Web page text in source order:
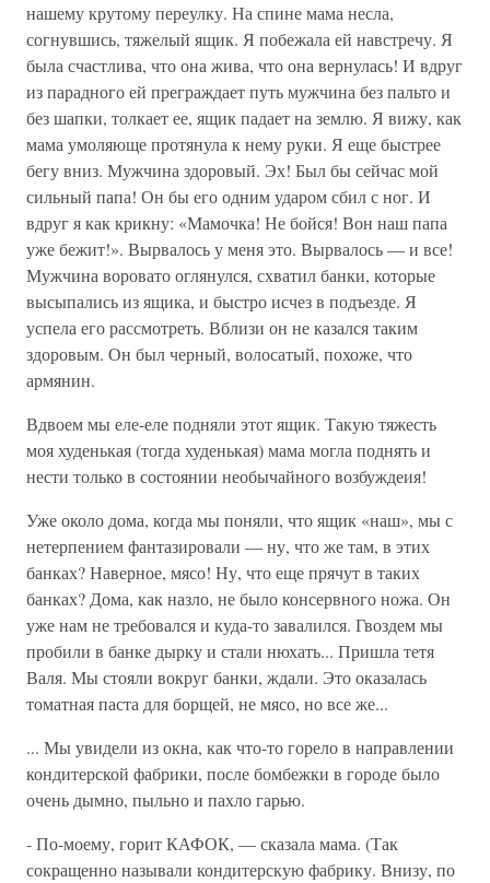
нашему крутому переулку. На спине мама несла,
согнувшись, тяжелый ящик. Я побежала ей навстречу. Я
была счастлива, что она жива, что она вернулась! И вдруг
из парадного ей преграждает путь мужчина без пальто и
без шапки, толкает ее, ящик падает на землю. Я вижу, как
мама умоляюще протянула к нему руки. Я еще быстрее
бегу вниз. Мужчина здоровый. Эх! Был бы сейчас мой
сильный папа! Он бы его одним ударом сбил с ног. И
вдруг я как крикну: «Мамочка! Не бойся! Вон наш папа
уже бежит!». Вырвалось у меня это. Вырвалось — и все!
Мужчина воровато оглянулся, схватил банки, которые
высыпались из ящика, и быстро исчез в подъезде. Я
успела его рассмотреть. Вблизи он не казался таким
здоровым. Он был черный, волосатый, похоже, что
армянин.
Вдвоем мы еле-еле подняли этот ящик. Такую тяжесть
моя худенькая (тогда худенькая) мама могла поднять и
нести только в состоянии необычайного возбуждеия!
Уже около дома, когда мы поняли, что ящик «наш», мы с
нетерпением фантазировали — ну, что же там, в этих
банках? Наверное, мясо! Ну, что еще прячут в таких
банках? Дома, как назло, не было консервного ножа. Он
уже нам не требовался и куда-то завалился. Гвоздем мы
пробили в банке дырку и стали нюхать... Пришла тетя
Валя. Мы стояли вокруг банки, ждали. Это оказалась
томатная паста для борщей, не мясо, но все же...
... Мы увидели из окна, как что-то горело в направлении
кондитерской фабрики, после бомбежки в городе было
очень дымно, пыльно и пахло гарью.
- По-моему, горит КАФОК, — сказала мама. (Так
сокращенно называли кондитерскую фабрику. Внизу, по